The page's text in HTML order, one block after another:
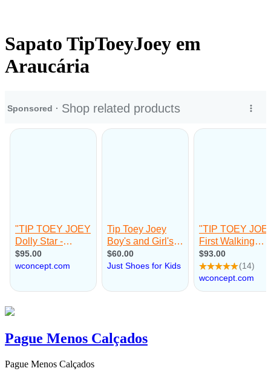
Sapato TipToeyJoey em
Araucária
Pague Menos Calçados
Pague Menos Calçados